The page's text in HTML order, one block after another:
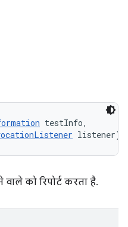
testInfo,
listener)
को रिपोर्ट करता है.